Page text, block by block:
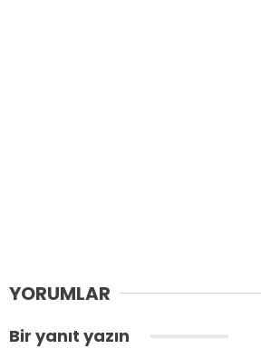
YORUMLAR
Bir yanıt yazın